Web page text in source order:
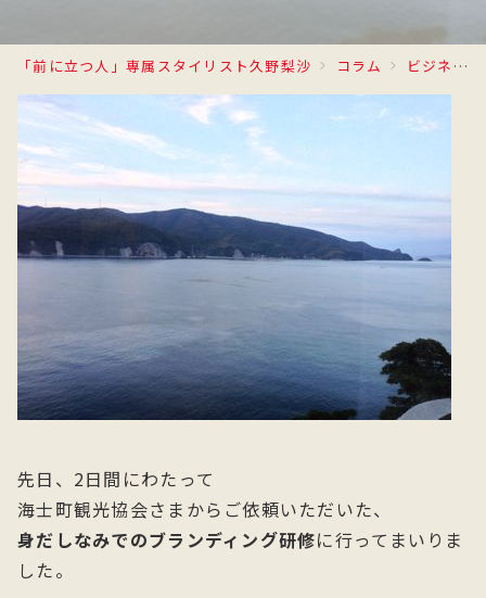
「前に立つ人」専属スタイリスト久野梨沙 コラム ビジネスでのファッション活用
先日、2日間にわたって
海士町観光協会さまからご依頼いただいた、
身だしなみでのブランディング研修に行ってまいりま
した。